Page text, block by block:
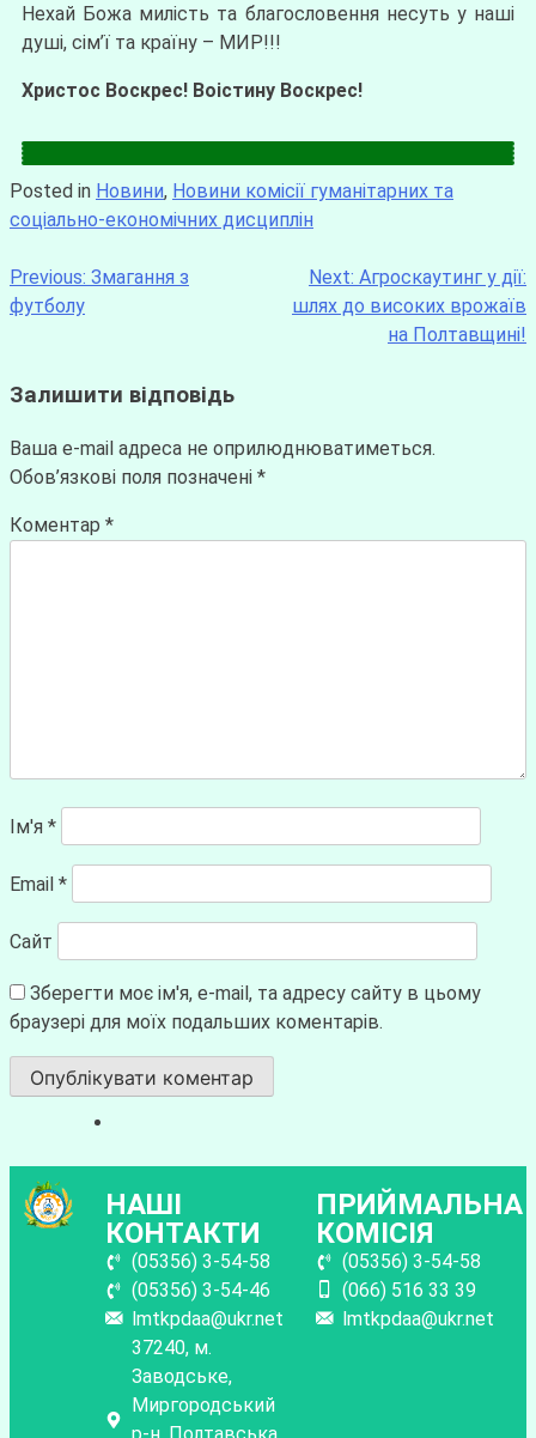
Нехай Божа милість та благословення несуть у наші
душі, сім’ї та країну – МИР!!!
Христос Воскрес! Воістину Воскрес!
Posted in Новини, Новини комісії гуманітарних та
соціально-економічних дисциплін
Previous: Змагання з
футболу
Next: Агроскаутинг у дії:
шлях до високих врожаїв
на Полтавщині!
Залишити відповідь
Ваша e-mail адреса не оприлюднюватиметься.
Обов’язкові поля позначені *
Коментар *
Ім'я *
Email *
Сайт
Зберегти моє ім'я, e-mail, та адресу сайту в цьому
браузері для моїх подальших коментарів.
НАШІ
КОНТАКТИ
(05356) 3-54-58
(05356) 3-54-46
lmtkpdaa@ukr.net
37240, м.
Заводське,
Миргородський
ПРИЙМАЛЬНА
КОМІСІЯ
(05356) 3-54-58
(066) 516 33 39
lmtkpdaa@ukr.net